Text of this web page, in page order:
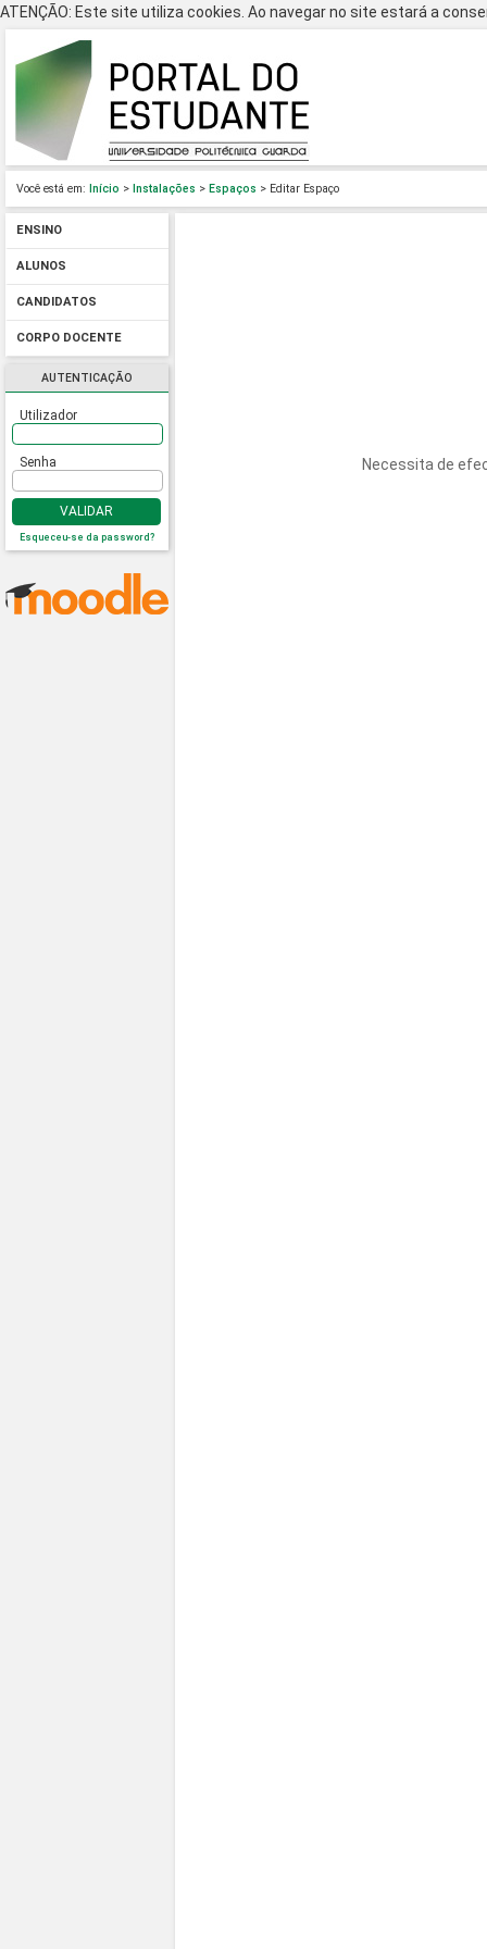
ATENÇÃO: Este site utiliza cookies. Ao navegar no site estará a
Você está em: Início > Instalações > Espaços > Editar Espaço
ENSINO
ALUNOS
CANDIDATOS
CORPO DOCENTE
AUTENTICAÇÃO
Utilizador
Senha
VALIDAR
Esqueceu-se da password?
Necessita de